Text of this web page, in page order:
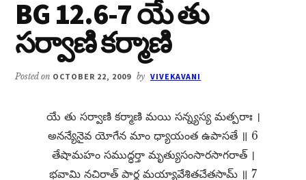
BG 12.6-7 యే తు
సర్వాణి కర్మాణి
Posted on OCTOBER 22, 2009 by VIVEKAVANI
యే తు సర్వాణి కర్మాణి మయి సన్న్యస్య మత్పరాః ।
అనన్యేనైవ యోగేన మాం ధ్యాయంత ఉపాసతే ॥ 6
తేషామహం సముద్ధర్తా మృత్యుసంసారసాగరాత్​ ।
భవామి నచిరాత్​ పార్థ మయ్యావేశితచేతసామ్​ ॥ 7